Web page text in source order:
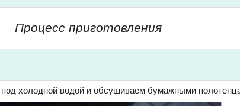
Процесс приготовления
холодной водой и обсушиваем бумажными